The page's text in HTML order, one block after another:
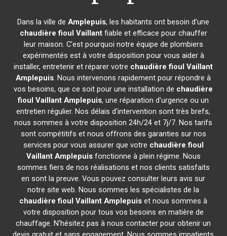
Dans la ville deAmplepuis, les habitants ont besoin d'une
chaudière fioul Vaillantfiable et efficace pour chauffer
leur maison. C'est pourquoi notre équipe de plombiers
expérimentés est à votre disposition pour vous aider à
installer, entretenir et réparer votre chaudière fioul Vaillant
Amplepuis. Nous intervenons rapidement pour répondre à
vos besoins, que ce soit pour une installation de chaudière
fioul Vaillant Amplepuis, une réparation d'urgence ou un
entretien régulier. Nos délais d'intervention sont très brefs,
nous sommes à votre disposition 24h/24 et 7j/7. Nos tarifs
sont compétitifs et nous offrons des garanties sur nos
services pour vous assurer que votre chaudière fioul
Vaillant Amplepuisfonctionne à plein régime. Nous
sommes fiers de nos réalisations et nos clients satisfaits
en sont la preuve. Vous pouvez consulter leurs avis sur
notre site web. Nous sommes les spécialistes de la
chaudière fioul Vaillant Amplepuis et nous sommes à
votre disposition pour tous vos besoins en matière de
chauffage. N'hésitez pas à nous contacter pour obtenir un